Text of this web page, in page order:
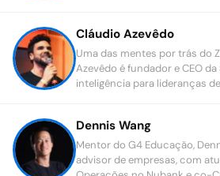
Cláudio Azevêdo
Uma das mentes por trás do
Azevêdo é fundador e CEO
inteligência para lideranças
Dennis Wang
Mentor do G4 Educação,
advisor de empresas, com